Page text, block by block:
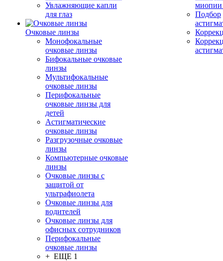
Увлажняющие капли
для глаз
Очковые линзы
Монофокальные
очковые линзы
Бифокальные очковые
линзы
Мультифокальные
очковые линзы
Перифокальные
очковые линзы для
детей
Астигматические
очковые линзы
Разгрузочные очковые
линзы
Компьютерные очковые
линзы
Очковые линзы с
защитой от
ультрафиолета
Очковые линзы для
водителей
Очковые линзы для
офисных сотрудников
Перифокальные
очковые линзы
+ ЕЩЕ 1
миопии
Подбор